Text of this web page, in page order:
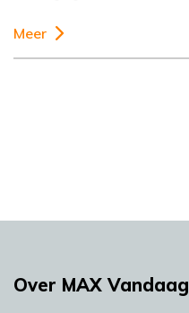
Meer
Over MAX Vandaag